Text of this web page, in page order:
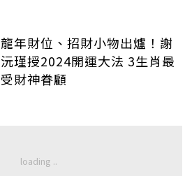
龍年財位、招財小物出爐！謝
沅瑾授2024開運大法 3生肖最
受財神眷顧